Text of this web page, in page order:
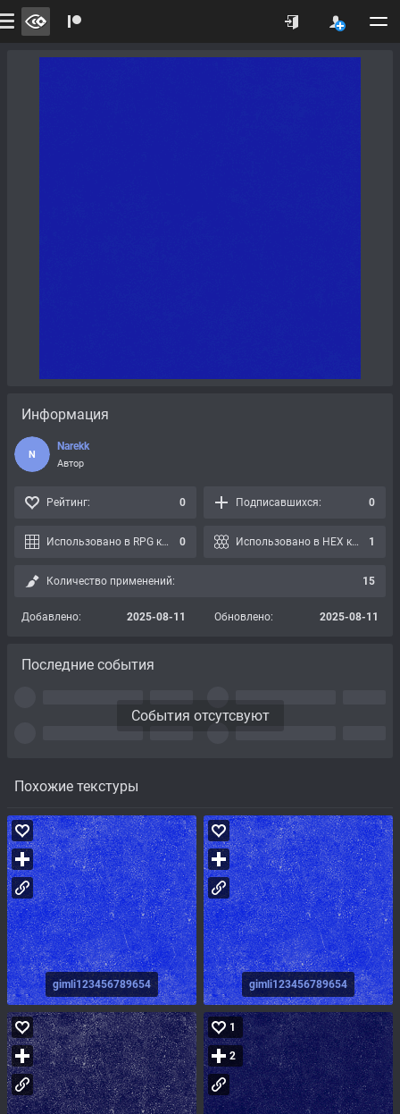
Похожие текстуры
gimli123456789654 gimli123456789654
1
2
Информация
N
Narekk
Автор
Рейтинг: 0 Подписавшихся: 0
Использовано в RPG картах: 0 Использовано в HEX картах: 1
Количество применений: 15
Добавлено: 2025-08-11 Обновлено: 2025-08-11
Последние события
События отсутсвуют